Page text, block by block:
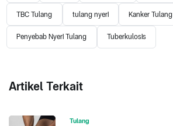
TBC Tulang tulang nyeri Kanker Tulang
Penyebab Nyeri Tulang Tuberkulosis
Artikel Terkait
Tulang